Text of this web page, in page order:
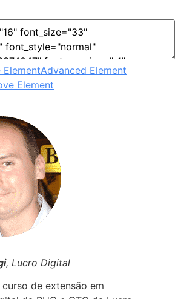
ElementAdvanced Element
Element
, Lucro Digital
de extensão em